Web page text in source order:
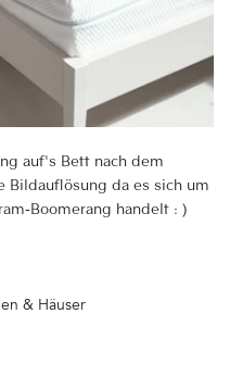
auf's Bett nach dem
Bildauflösung da es sich um
Boomerang handelt : )
& Häuser